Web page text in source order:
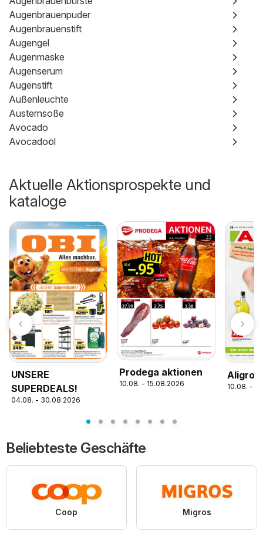
Augenbrauenpuder
Augenbrauenstift
Augengel
Augenmaske
Augenserum
Augenstift
Außenleuchte
Austernsoße
Avocado
Avocadoöl
Aktuelle Aktionsprospekte und
kataloge
UNSERE
SUPERDEALS!
04.08. - 30.08.2026
Prodega aktionen
10.08. - 15.08.2026
Aligro
10.08. -
Beliebteste Geschäfte
Coop Migros